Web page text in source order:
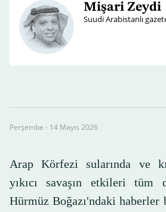
Mişari Zeydi
Suudi Arabistanlı
Perşembe - 14 Mayıs 2026
Arap Körfezi sularında ve
yıkıcı savaşın etkileri tüm
Hürmüz Boğazı'ndaki